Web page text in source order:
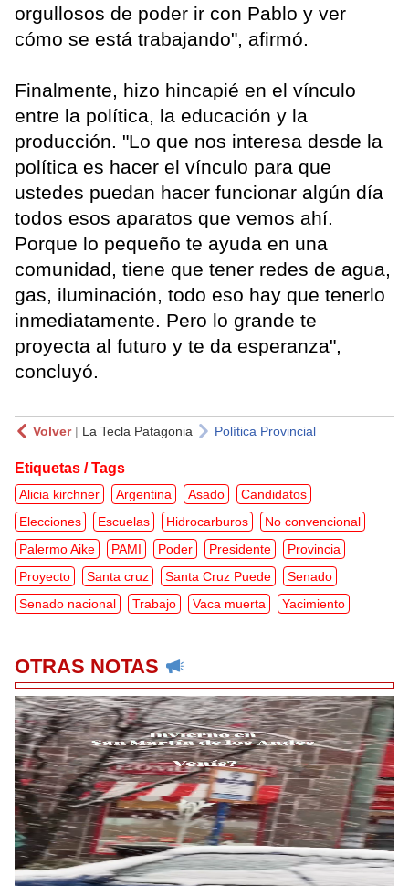
orgullosos de poder ir con Pablo y ver
cómo se está trabajando", afirmó.
Finalmente, hizo hincapié en el vínculo
entre la política, la educación y la
producción. "Lo que nos interesa desde la
política es hacer el vínculo para que
ustedes puedan hacer funcionar algún día
todos esos aparatos que vemos ahí.
Porque lo pequeño te ayuda en una
comunidad, tiene que tener redes de agua,
gas, iluminación, todo eso hay que tenerlo
inmediatamente. Pero lo grande te
proyecta al futuro y te da esperanza",
concluyó.
Volver| La Tecla Patagonia Política Provincial
Etiquetas / Tags
Alicia kirchner Argentina Asado
Candidatos
Elecciones
Escuelas Hidrocarburos
No convencional
Palermo Aike
PAMI Poder Presidente
Provincia
Proyecto
Santa cruz Santa Cruz Puede
Senado
Senado nacional
Trabajo Vaca muerta Yacimiento
OTRAS NOTAS